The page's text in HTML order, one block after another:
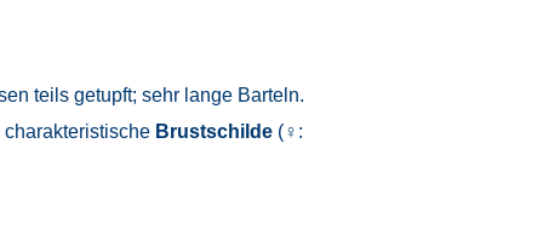
teils getupft; sehr lange Barteln.
Brustschilde(♀: